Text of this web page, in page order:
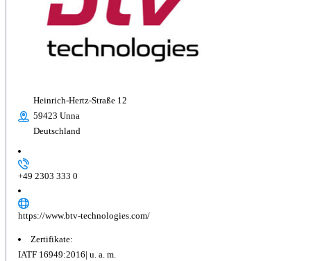
Heinrich-Hertz-Straße 12
59423 Unna
Deutschland
+49 2303 333 0
https://www.btv-technologies.com/
Zertifikate:
IATF 16949:2016